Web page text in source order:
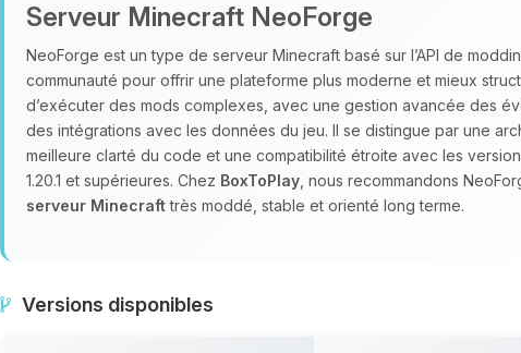
Serveur Minecraft NeoForge
NeoForge est un type de serveur Minecraft basé sur l’API de
communauté pour offrir une plateforme plus moderne et mieux
d’exécuter des mods complexes, avec une gestion avancée des
des intégrations avec les données du jeu. Il se distingue par une
meilleure clarté du code et une compatibilité étroite avec les
1.20.1 et supérieures. Chez BoxToPlay , nous recommandons
serveur Minecrafttrès moddé, stable et orienté long terme.
Versions disponibles